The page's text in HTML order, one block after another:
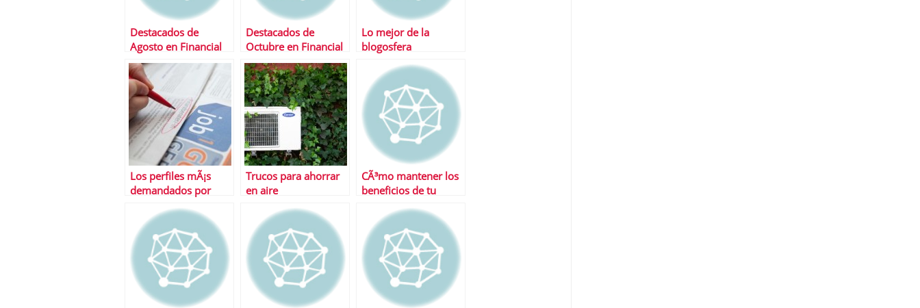
Destacados de
Agosto en Financial
Red
Destacados de
Octubre en Financial
Red
Lo mejor de la
blogosfera
Los perfiles mÃ¡s
demandados por
salud
Trucos para ahorrar
en aire
CÃ³mo mantener los
beneficios de tu